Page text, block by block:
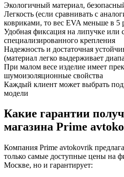
Экологичный материал,
Легкость (если сравнивать с
ковриками, то вес EVA меньше в 5
Удобная фиксация на липучке
специализированного крепления
Надежность и достаточная
(материал легко выдерживает
При малом весе изделие имеет
шумоизоляционные свойства
Каждый клиент может выбрать
модели
Какие гарантии
магазина Prime
Компания Prime avtokovrik
только самые доступные цены на
Москве, но и гарантирует: